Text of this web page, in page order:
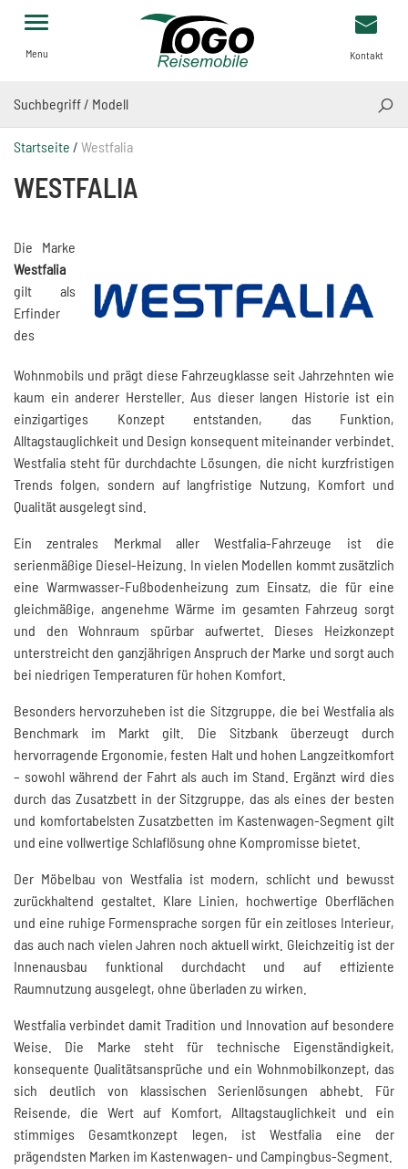
Menu Kontakt
Startseite / Westfalia
WESTFALIA
Die Marke
Westfalia
gilt als
Erfinder
des
Wohnmobils und prägt diese Fahrzeugklasse seit Jahrzehnten wie
kaum ein anderer Hersteller. Aus dieser langen Historie ist ein
einzigartiges Konzept entstanden, das Funktion,
Alltagstauglichkeit und Design konsequent miteinander verbindet.
Westfalia steht für durchdachte Lösungen, die nicht kurzfristigen
Trends folgen, sondern auf langfristige Nutzung, Komfort und
Qualität ausgelegt sind.
Ein zentrales Merkmal aller Westfalia-Fahrzeuge ist die
serienmäßige Diesel-Heizung. In vielen Modellen kommt zusätzlich
eine Warmwasser-Fußbodenheizung zum Einsatz, die für eine
gleichmäßige, angenehme Wärme im gesamten Fahrzeug sorgt
und den Wohnraum spürbar aufwertet. Dieses Heizkonzept
unterstreicht den ganzjährigen Anspruch der Marke und sorgt auch
bei niedrigen Temperaturen für hohen Komfort.
Besonders hervorzuheben ist die Sitzgruppe, die bei Westfalia als
Benchmark im Markt gilt. Die Sitzbank überzeugt durch
hervorragende Ergonomie, festen Halt und hohen Langzeitkomfort
– sowohl während der Fahrt als auch im Stand. Ergänzt wird dies
durch das Zusatzbett in der Sitzgruppe, das als eines der besten
und komfortabelsten Zusatzbetten im Kastenwagen-Segment gilt
und eine vollwertige Schlaflösung ohne Kompromisse bietet.
Der Möbelbau von Westfalia ist modern, schlicht und bewusst
zurückhaltend gestaltet. Klare Linien, hochwertige Oberflächen
und eine ruhige Formensprache sorgen für ein zeitloses Interieur,
das auch nach vielen Jahren noch aktuell wirkt. Gleichzeitig ist der
Innenausbau funktional durchdacht und auf effiziente
Raumnutzung ausgelegt, ohne überladen zu wirken.
Westfalia verbindet damit Tradition und Innovation auf besondere
Weise. Die Marke steht für technische Eigenständigkeit,
konsequente Qualitätsansprüche und ein Wohnmobilkonzept, das
sich deutlich von klassischen Serienlösungen abhebt. Für
Reisende, die Wert auf Komfort, Alltagstauglichkeit und ein
stimmiges Gesamtkonzept legen, ist Westfalia eine der
prägendsten Marken im Kastenwagen- und Campingbus-Segment.